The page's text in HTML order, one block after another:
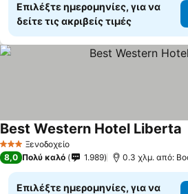
Επιλέξτε ημερομηνίες, για να
δείτε τις ακριβείς τιμές
3 ΑστέριαΞενοδοχείο
Best Western Hotel Liberta
8,0 Πολύ καλό 1.989 0.3 χλμ. από:
Επιλέξτε ημερομηνίες, για να